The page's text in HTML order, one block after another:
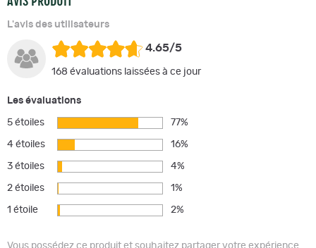
L'avis des utilisateurs
4.65/5
168 évaluations laissées à ce jour
Les évaluations
5 étoiles 77%
4 étoiles 16%
3 étoiles 4%
2 étoiles 1%
1 étoile 2%